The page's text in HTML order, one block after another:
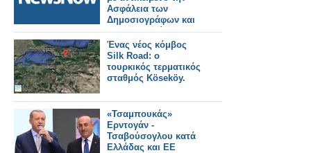
Ασφάλεια των
Δημοσιογράφων και
την Ελευθερία του
Τύπου
Ένας νέος κόμβος
Silk Road: ο
τουρκικός τερματικός
σταθμός Köseköy.
«Τσαμπουκάς»
Ερντογάν -
Τσαβούσογλου κατά
Ελλάδας και ΕΕ